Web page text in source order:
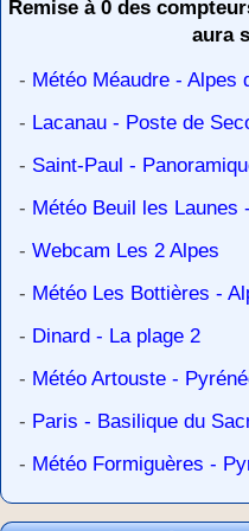
Remise à 0 des
aura
- Météo Méaudre - Alpes
- Lacanau - Poste de
- Saint-Paul -
- Météo Beuil les Launes
- Webcam Les 2 Alpes
- Météo Les Bottières -
- Dinard - La plage 2
- Météo Artouste -
- Paris - Basilique du
- Météo Formiguères -